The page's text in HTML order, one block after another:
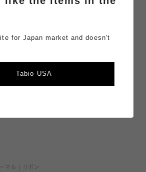
レビューの投稿はありません。
マル
リボン
for Japan market and doesn't
Tabio USA